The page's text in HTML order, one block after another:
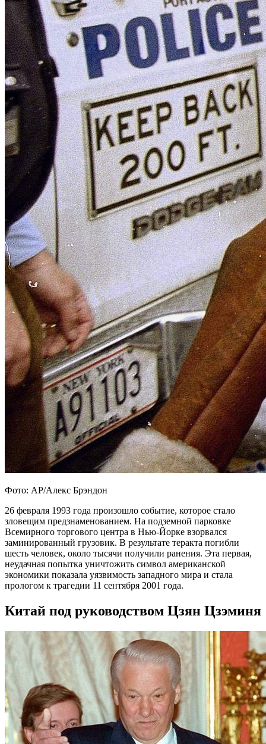
Фото: AP/Алекс Брэндон
26 февраля 1993 года произошло событие, которое стало
зловещим предзнаменованием. На подземной парковке
Всемирного торгового центра в Нью-Йорке взорвался
заминированный грузовик. В результате теракта погибли
шесть человек, около тысячи получили ранения. Эта первая,
неудачная попытка уничтожить символ американской
экономики показала уязвимость западного мира и стала
прологом к трагедии 11 сентября 2001 года.
Китай под руководством Цзян Цзэминя